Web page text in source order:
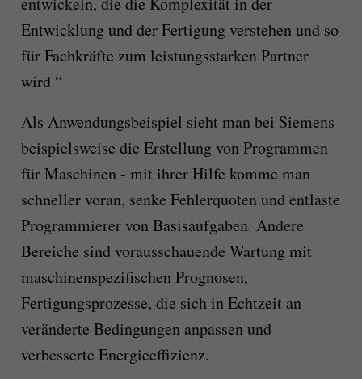
Entwicklung und der Fertigung verstehen und so
für Fachkräfte zum leistungsstarken Partner
wird.“
Als Anwendungsbeispiel sieht man bei Siemens
beispielsweise die Erstellung von Programmen
für Maschinen - mit ihrer Hilfe komme man
schneller voran, senke Fehlerquoten und entlaste
Programmierer von Basisaufgaben. Andere
Bereiche sind vorausschauende Wartung mit
maschinenspezifischen Prognosen,
Fertigungsprozesse, die sich in Echtzeit an
veränderte Bedingungen anpassen und
verbesserte Energieeffizienz.